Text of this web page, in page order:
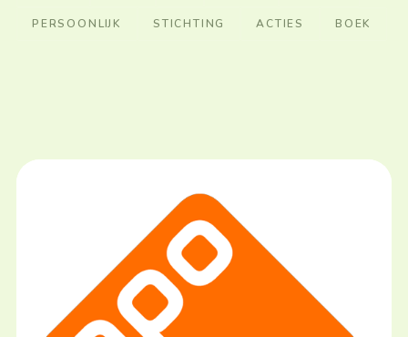
PERSOONLIJK STICHTING ACTIES BOEK